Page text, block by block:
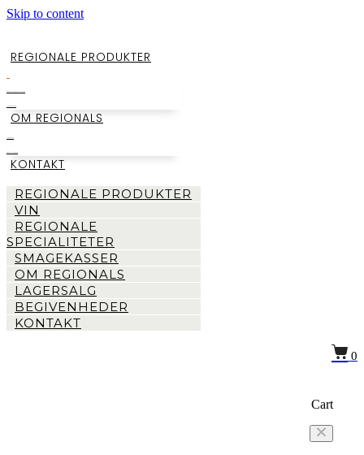
Skip to content
REGIONALE PRODUKTER
OM REGIONALS
KONTAKT
REGIONALE PRODUKTER
VIN
REGIONALE
SPECIALITETER
SMAGEKASSER
OM REGIONALS
LAGERSALG
BEGIVENHEDER
KONTAKT
0
Cart